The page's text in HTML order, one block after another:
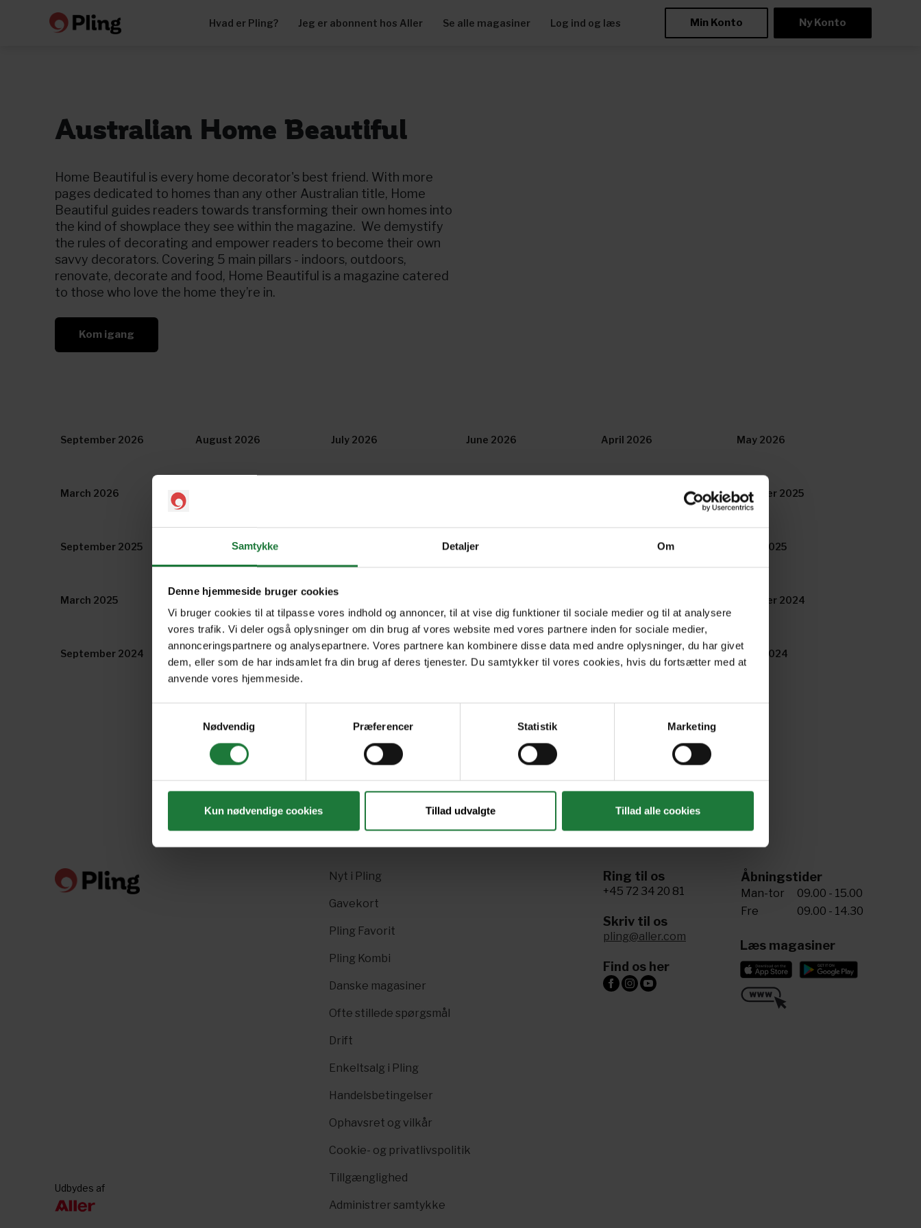
Samtykke Detaljer Om
Denne hjemmeside bruger cookies
Vi bruger cookies til at tilpasse vores indhold og annoncer, til at vise dig funktioner til sociale medier og til at analysere
vores trafik. Vi deler også oplysninger om din brug af vores website med vores partnere inden for sociale medier,
annonceringspartnere og analysepartnere. Vores partnere kan kombinere disse data med andre oplysninger, du har givet
dem, eller som de har indsamlet fra din brug af deres tjenester. Du samtykker til vores cookies, hvis du fortsætter med at
anvende vores hjemmeside.
Nødvendig
Præferencer Statistik Marketing
Kun nødvendige cookies Tillad udvalgte Tillad alle cookies
Hvad er Pling? Jeg er abonnent hos Aller Se alle magasiner Log ind og læs Min Konto Ny Konto
Australian Home Beautiful
Home Beautiful is every home decorator's best friend. With more
pages dedicated to homes than any other Australian title, Home
Beautiful guides readers towards transforming their own homes into
the kind of showplace they see within the magazine. We demystify
the rules of decorating and empower readers to become their own
savvy decorators. Covering 5 main pillars - indoors, outdoors,
renovate, decorate and food, Home Beautiful is a magazine catered
to those who love the home they’re in.
Kom igang
September 2026 August 2026 July 2026 June 2026 April 2026 May 2026
March 2026 October 2025
September 2025 August 2025 June 2025 April 2025
March 2025 February 2025 October 2024
September 2024 August 2024 July 2024 June 2024 May 2024 April 2024
7
Nyt i Pling
Gavekort
Pling Favorit
Pling Kombi
Danske magasiner
Ofte stillede spørgsmål
Drift
Enkeltsalg i Pling
Handelsbetingelser
Ophavsret og vilkår
Cookie- og privatlivspolitik
Tillgænglighed
Administrer samtykke
Ring til os
+45 72 34 20 81
Skriv til os
pling@aller.com
Find os her
Åbningstider
Man-tor
09.00 - 15.00
Fre
09.00 - 14.30
Læs magasiner
Udbydes af